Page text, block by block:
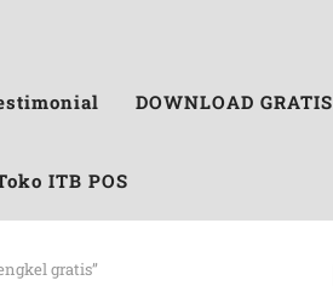
DOWNLOAD GRATIS
ITB POS
gratis”